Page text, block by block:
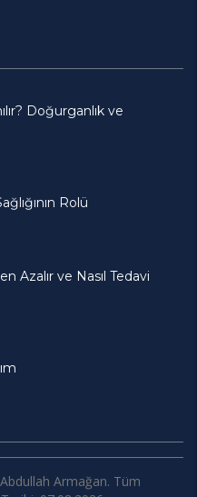
Doğurganlık ve
Rolü
Azalır ve Nasıl Tedavi
Armağan. Tüm